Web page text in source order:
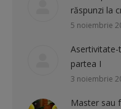
răspunzi la
5 noiembrie
Asertivitate-
partea I
3 noiembrie
Master sau